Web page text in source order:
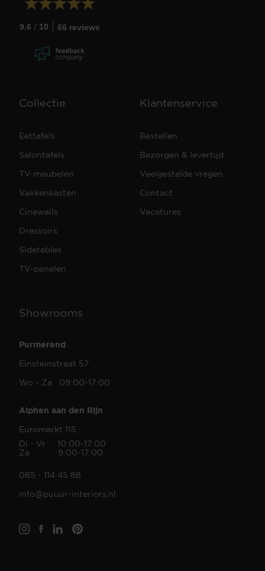
9.6 / 10 66 reviews
Collectie
Eettafels
Salontafels
TV-meubelen
Vakkenkasten
Cinewalls
Dressoirs
Sidetables
TV-panelen
Klantenservice
Bestellen
Bezorgen & levertijd
Veelgestelde vragen
Contact
Vacatures
Showrooms
Purmerend
Einsteinstraat 57
Wo - Za 09:00-17:00
Alphen aan den Rijn
Euromarkt 115
Di - Vr 10:00-17:00
Za 9:00-17:00
085 - 114 45 88
info@puuur-interiors.nl